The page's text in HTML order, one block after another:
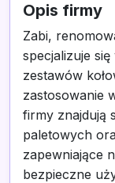
Opis firmy
Zabi,
specjalizuje
zestawów
zastosowanie
firmy znajdują
paletowych
zapewniające
bezpieczne